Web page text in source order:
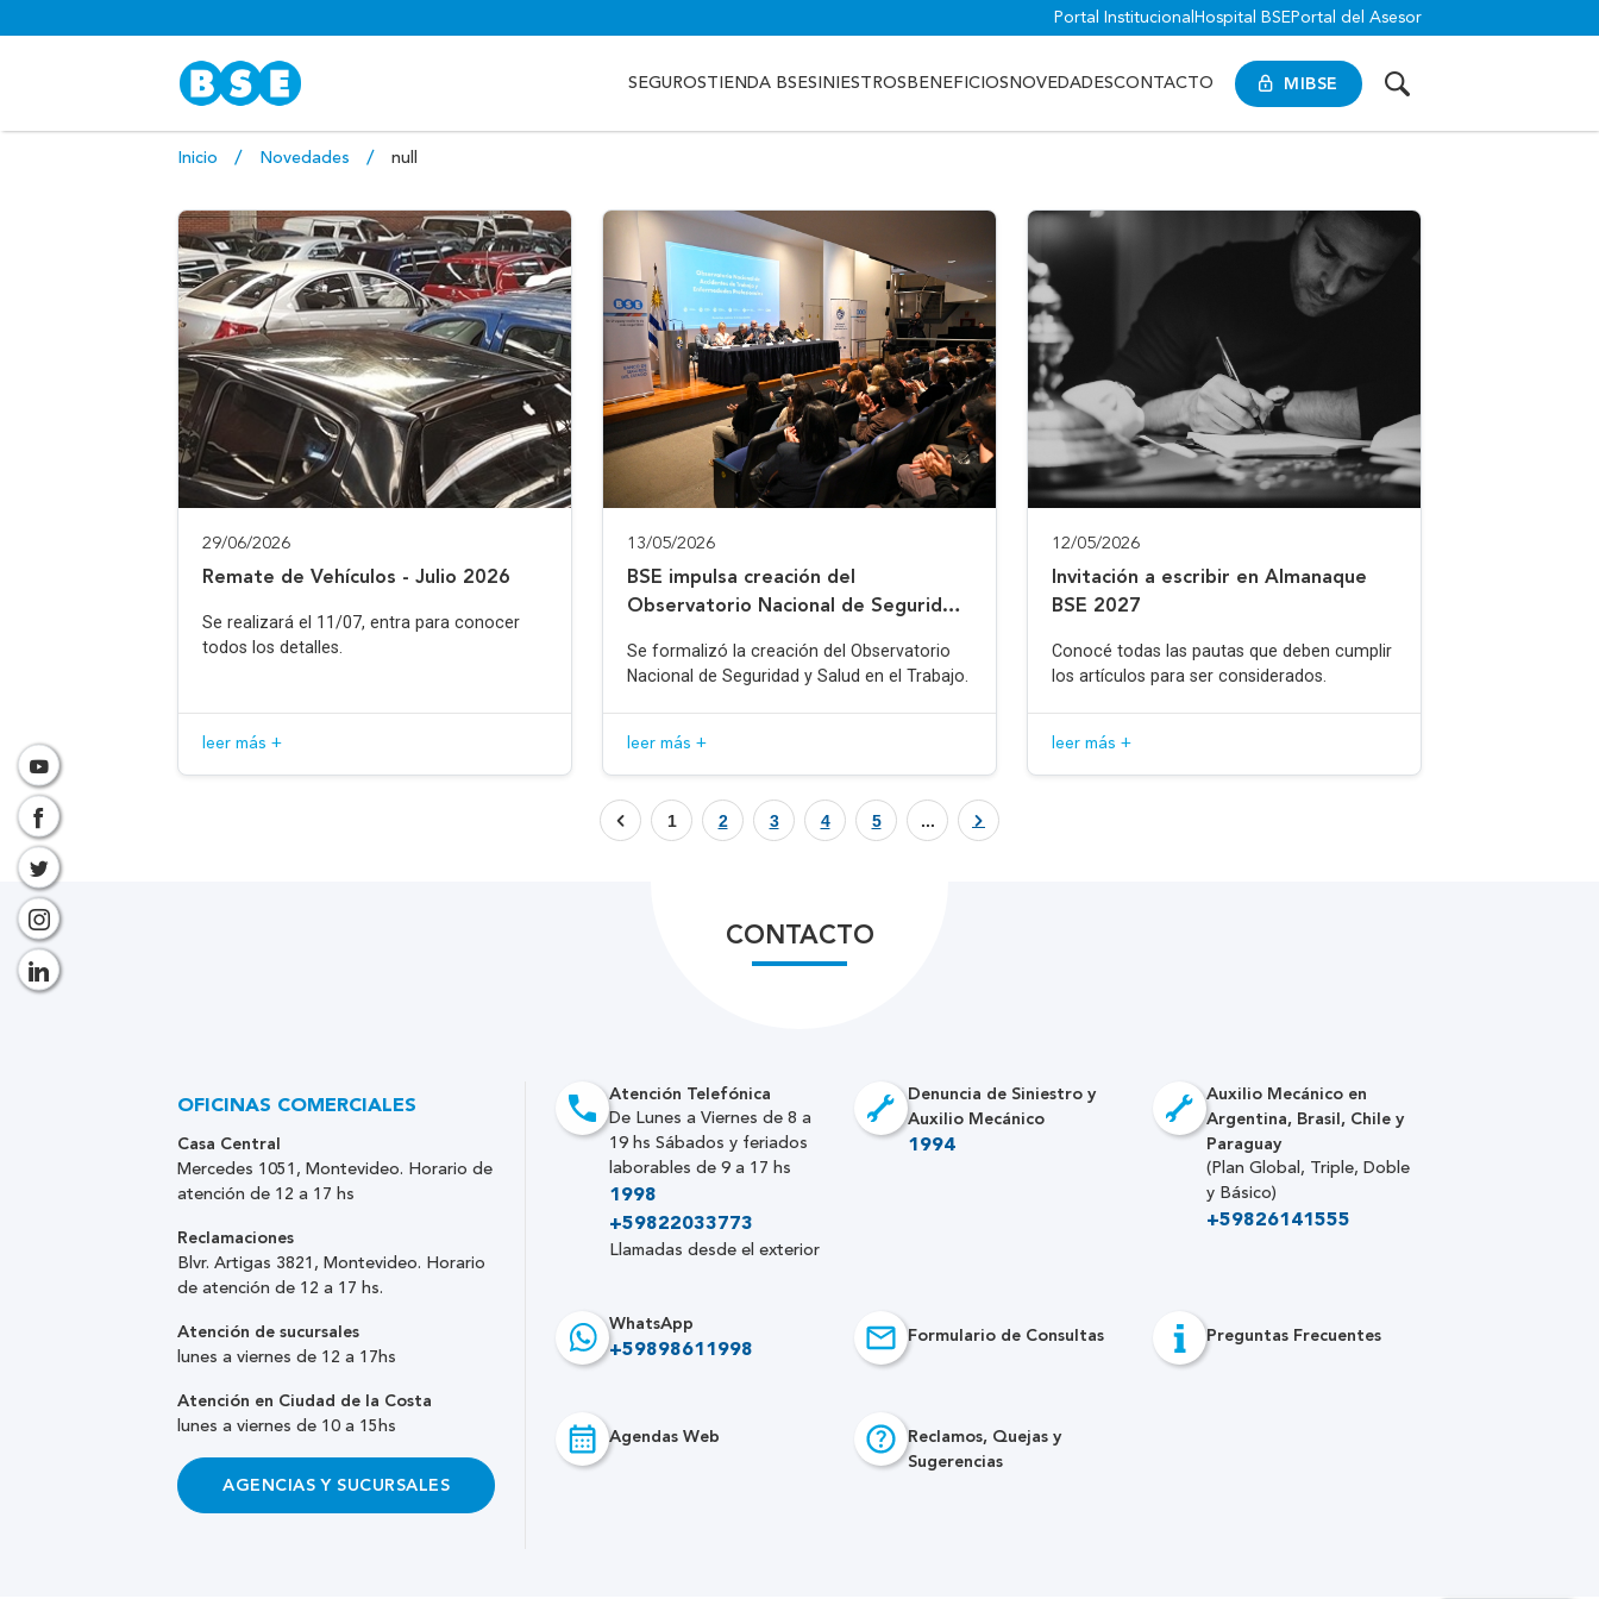
Portal Institucional Hospital BSE Portal del Asesor
MIBSE
SEGUROSTIENDA BSESINIESTROS BENEFICIOS NOVEDADESCONTACTO
Inicio Novedades null
29/06/2026
Remate de Vehículos - Julio 2026
Se realizará el 11/07, entra para conocer
todos los detalles.
leer más +
13/05/2026
BSE impulsa creación del
Observatorio Nacional de Seguridad
Se formalizó la creación del Observatorio
Nacional de Seguridad y Salud en el Trabajo.
leer más +
12/05/2026
Invitación a escribir en Almanaque
BSE 2027
Conocé todas las pautas que deben cumplir
los artículos para ser considerados.
leer más +
1 2 3 4 5 ...
CONTACTO
Atención Telefónica
De Lunes a Viernes de 8 a
19 hs Sábados y feriados
laborables de 9 a 17 hs
1998
+59822033773
Llamadas desde el exterior
Denuncia de Siniestro y
Auxilio Mecánico
1994
Auxilio Mecánico en
Argentina, Brasil, Chile y
Paraguay
(Plan Global, Triple, Doble
y Básico)
+59826141555
WhatsApp
+59898611998
Formulario de Consultas Preguntas Frecuentes
Agendas Web
Reclamos, Quejas y
Sugerencias
OFICINAS COMERCIALES
Casa Central
Mercedes 1051, Montevideo. Horario de
atención de 12 a 17 hs
Reclamaciones
Blvr. Artigas 3821, Montevideo. Horario
de atención de 12 a 17 hs.
Atención de sucursales
lunes a viernes de 12 a 17hs
Atención en Ciudad de la Costa
lunes a viernes de 10 a 15hs
AGENCIAS Y SUCURSALES